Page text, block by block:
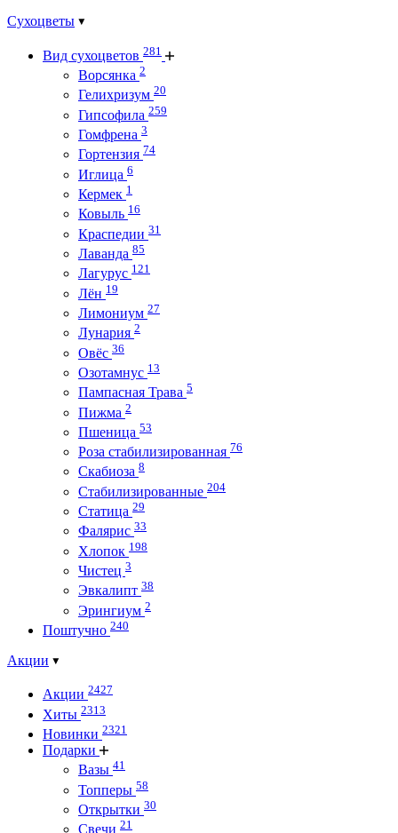
Сухоцветы
Вид сухоцветов 281
Ворсянка 2
Гелихризум 20
Гипсофила 259
Гомфрена 3
Гортензия 74
Иглица 6
Кермек 1
Ковыль 16
Краспедии 31
Лаванда 85
Лагурус 121
Лён 19
Лимониум 27
Лунария 2
Овёс 36
Озотамнус 13
Пампасная Трава 5
Пижма 2
Пшеница 53
Роза стабилизированная 76
Скабиоза 8
Стабилизированные 204
Статица 29
Фалярис 33
Хлопок 198
Чистец 3
Эвкалипт 38
Эрингиум 2
Поштучно 240
Акции
Акции 2427
Хиты 2313
Новинки 2321
Подарки
Вазы 41
Топперы 58
Открытки 30
Свечи 21